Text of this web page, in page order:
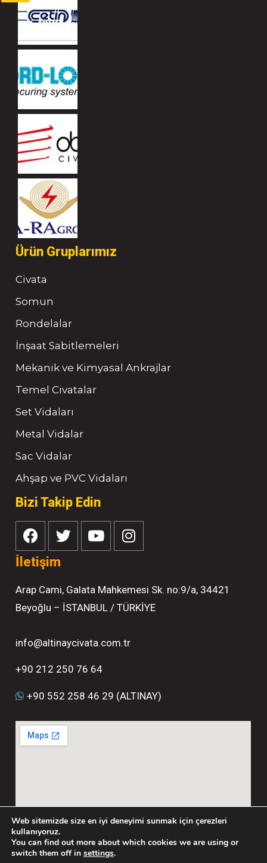
Ürün Gruplarımız
Civata
Somun
Rondelalar
İnşaat Sabitlemeleri
Mekanik ve Kimyasal Ankrajlar
Temel Civatalar
Set Vidaları
Metal Vidalar
Sac Vidalar
Ahşap ve PVC Vidaları
Bizi Takip Edin
İletişim
Arap Cami, Galata Mahkemesi Sk. no:9/a, 34421
Beyoğlu – İSTANBUL / TÜRKİYE
info@altinaycivata.com.tr
+90 212 250 76 64
+90 552 258 46 29 (ALTINAY)
Web sitemizde size en iyi deneyimi sunmak için çerezleri
kullanıyoruz.
You can find out more about which cookies we are using or
switch them off in settings.